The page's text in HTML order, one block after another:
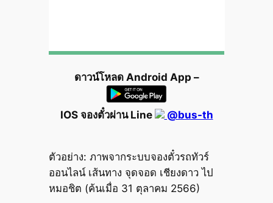
ดาวน์โหลด Android App –
IOS จองตั๋วผ่าน Line @bus-th
ตัวอย่าง: ภาพจากระบบจองตั๋วรถทัวร์
ออนไลน์ เส้นทาง จุดจอด เชียงดาว ไป
หมอชิต (ค้นเมื่อ 31 ตุลาคม 2566)